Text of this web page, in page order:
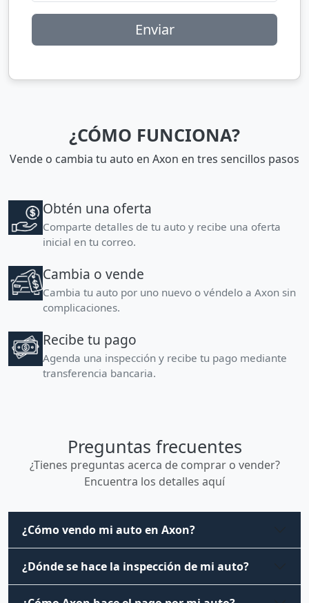
Enviar
¿CÓMO FUNCIONA?
Vende o cambia tu auto en Axon en tres sencillos pasos
Obtén una oferta
Comparte detalles de tu auto y recibe una oferta
inicial en tu correo.
Cambia o vende
Cambia tu auto por uno nuevo o véndelo a Axon sin
complicaciones.
Recibe tu pago
Agenda una inspección y recibe tu pago mediante
transferencia bancaria.
Preguntas frecuentes
¿Tienes preguntas acerca de comprar o vender?
Encuentra los detalles aquí
¿Cómo vendo mi auto en Axon?
¿Dónde se hace la inspección de mi auto?